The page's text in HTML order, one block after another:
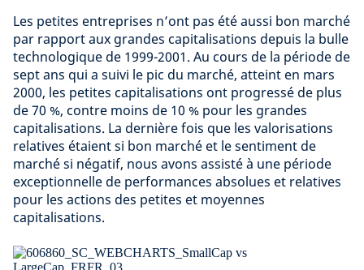
Les petites entreprises n’ont pas été aussi bon marché
par rapport aux grandes capitalisations depuis la bulle
technologique de 1999-2001. Au cours de la période de
sept ans qui a suivi le pic du marché, atteint en mars
2000, les petites capitalisations ont progressé de plus
de 70 %, contre moins de 10 % pour les grandes
capitalisations. La dernière fois que les valorisations
relatives étaient si bon marché et le sentiment de
marché si négatif, nous avons assisté à une période
exceptionnelle de performances absolues et relatives
pour les actions des petites et moyennes
capitalisations.